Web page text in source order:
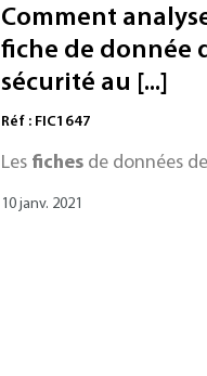
Comment
fiche de donnée
sécurité au [...]
Réf : FIC1647
Les fiches de données
10 janv. 2021